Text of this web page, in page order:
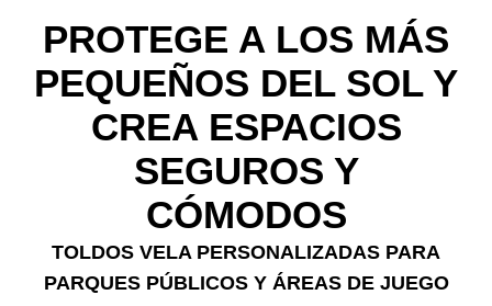
PROTEGE A LOS MÁS
PEQUEÑOS DEL SOL Y
CREA ESPACIOS
SEGUROS Y
CÓMODOS
TOLDOS VELA PERSONALIZADAS PARA
PARQUES PÚBLICOS Y ÁREAS DE JUEGO